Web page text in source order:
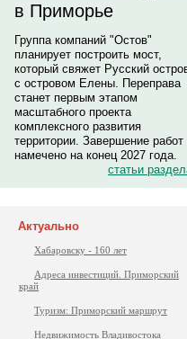
в Приморье
Группа компаний "Остов"
планирует построить мост,
который свяжет Русский
с островом Елены. Переправа
станет первым этапом
масштабного проекта
комплексного развития
территории. Завершение работ
намечено на конец 2027 года.
статьи
Актуально
Хабаровску - 160 лет
Адреса инвестиций. Приморский
край
Туризм: Приморский маршрут
Недвижимость Владивостока